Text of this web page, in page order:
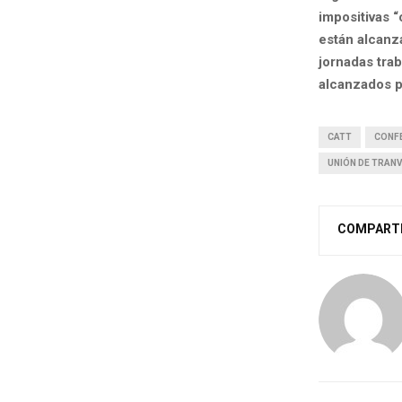
impositivas
están
jornadas
alcanzados
CATT
UNIÓN DE